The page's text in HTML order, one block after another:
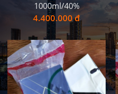
1000ml/40%
4.400.000 đ